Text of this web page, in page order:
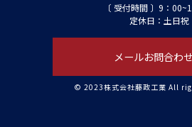
〔 受付時間 〕9：
定休日：土日祝
メールお問合わせ
© 2023株式会社藤政工業 All